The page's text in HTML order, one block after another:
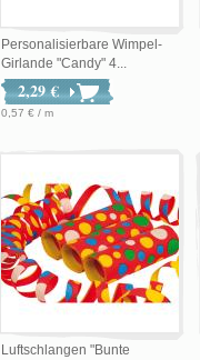
Personalisierbare Wimpel-
Girlande "Candy" 4...
2,29 €
0,57 € / m
Luftschlangen "Bunte